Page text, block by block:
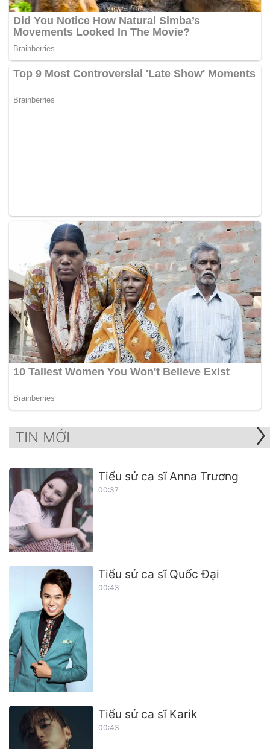
TIN MỚI
Tiểu sử ca sĩ Anna Trương
00:37
Tiểu sử ca sĩ Quốc Đại
00:43
Tiểu sử ca sĩ Karik
00:43